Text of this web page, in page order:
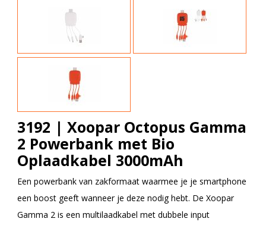
3192 | Xoopar Octopus Gamma
2 Powerbank met Bio
Oplaadkabel 3000mAh
Een powerbank van zakformaat waarmee je je smartphone
een boost geeft wanneer je deze nodig hebt. De Xoopar
Gamma 2 is een multilaadkabel met dubbele input